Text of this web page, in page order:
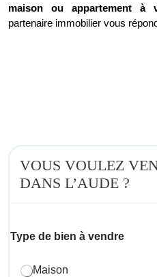
maison ou appartement à
partenaire immobilier vous
VOUS VOULEZ
DANS L’AUDE ?
Type de bien à vendre
Maison